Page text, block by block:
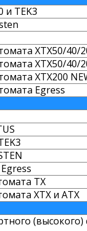
и TEK3
XTX50/40/
XTX50/40/
XTX200
Egress
TX
XTX и ATX